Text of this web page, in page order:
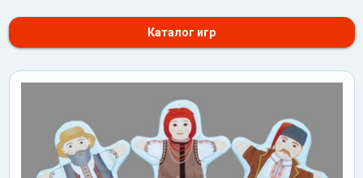
Каталог игр